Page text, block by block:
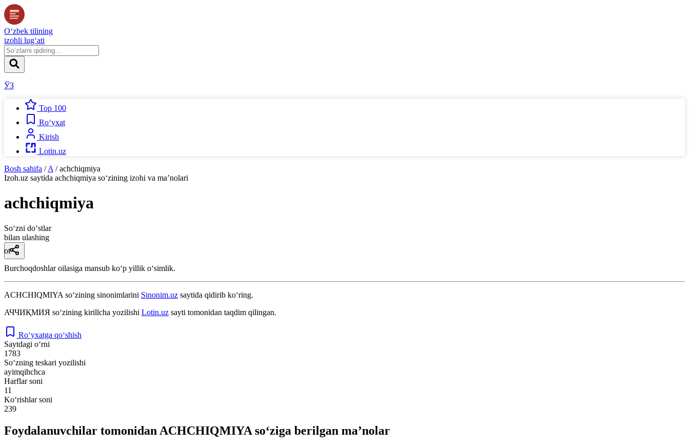
O‘zbek tilining
izohli lug‘ati
ЎЗ
Top 100
Ro‘yxat
Kirish
Lotin.uz
Bosh sahifa / A / achchiqmiya
Izoh.uz saytida achchiqmiya so‘zining izohi va ma’nolari
achchiqmiya
So‘zni do‘stlar
bilan ulashing
ot
Burchoqdoshlar oilasiga mansub koʻp yillik oʻsimlik.
ACHCHIQMIYA so‘zining sinonimlarini Sinonim.uz saytida qidirib ko‘ring.
АЧЧИҚМИЯ so‘zining kirillcha yozilishi Lotin.uz sayti tomonidan taqdim qilingan.
Ro‘yxatga qo‘shish
Saytdagi o‘rni
1783
So‘zning teskari yozilishi
ayimqihchca
Harflar soni
11
Ko‘rishlar soni
239
Foydalanuvchilar tomonidan ACHCHIQMIYA so‘ziga berilgan ma’nolar